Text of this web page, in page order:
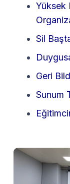
Yüksek
Sil
Geri
Sunum